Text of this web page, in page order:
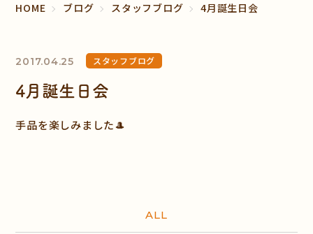
HOME ブログ スタッフブログ 4月誕生日会
2017.04.25 スタッフブログ
4月誕生日会
手品を楽しみました🎩
ALL